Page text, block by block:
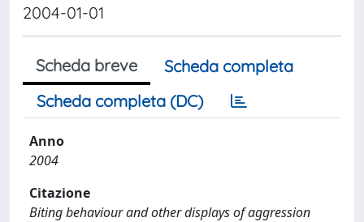
2004-01-01
Scheda breve
Scheda completa
Scheda completa (DC)
Anno
2004
Citazione
Biting behaviour and other displays of aggression